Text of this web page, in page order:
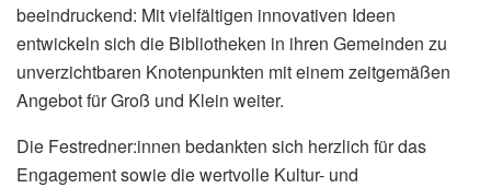
beeindruckend: Mit vielfältigen innovativen Ideen
entwickeln sich die Bibliotheken in ihren Gemeinden zu
unverzichtbaren Knotenpunkten mit einem zeitgemäßen
Angebot für Groß und Klein weiter.
Die Festredner:innen bedankten sich herzlich für das
Engagement sowie die wertvolle Kultur- und